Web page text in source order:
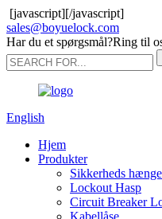
[javascript][/javascript]
sales@boyuelock.com
Har du et spørgsmål?Ring til
English
Hjem
Produkter
Sikkerheds
Lockout Hasp
Circuit Breaker
Kabellåse